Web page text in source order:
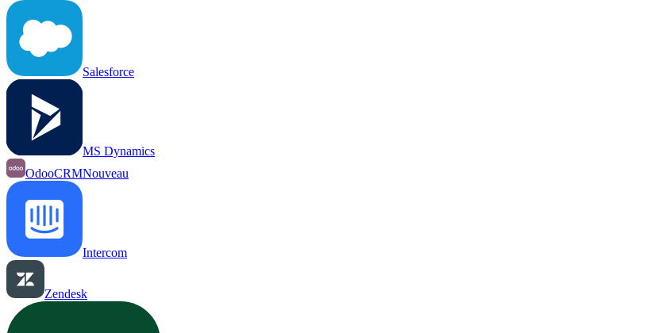
Salesforce
MS Dynamics
OdooCRMNouveau
Intercom
Zendesk